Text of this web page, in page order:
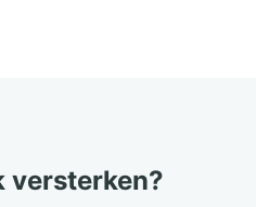
versterken?